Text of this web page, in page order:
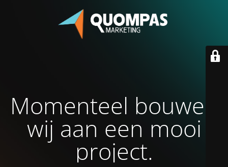
Momenteel bouwen
wij aan een mooi
project.